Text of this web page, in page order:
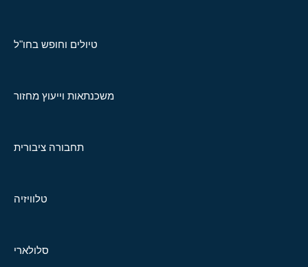
טיולים וחופש בחו"ל
משכנתאות וייעוץ מחזור
תחבורה ציבורית
טלוויזיה
סלולארי